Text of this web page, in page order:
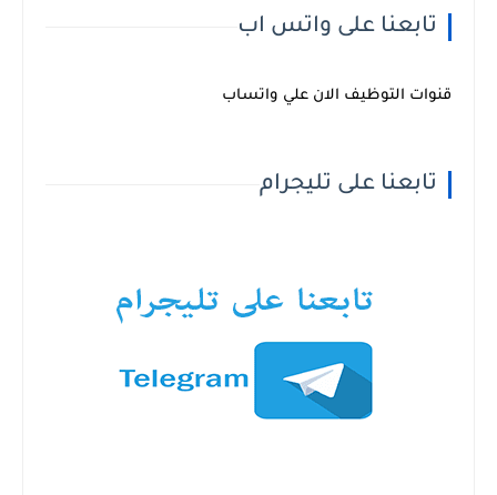
تابعنا على واتس اب
قنوات التوظيف الان علي واتساب
تابعنا على تليجرام